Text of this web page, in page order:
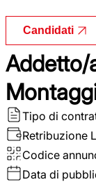
Candidati
Addetto/
Tipo di
Retribuzione
Codice
Data di